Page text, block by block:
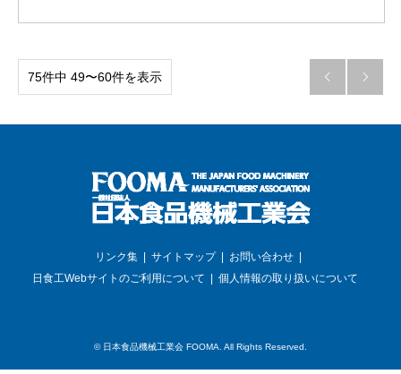
75件中 49〜60件を表示  
リンク集 サイトマップ
お問い合わせ
日食工Webサイトのご利用について
個人情報の取り扱いについて
© 日本食品機械工業会 FOOMA . All Rights Reserved.